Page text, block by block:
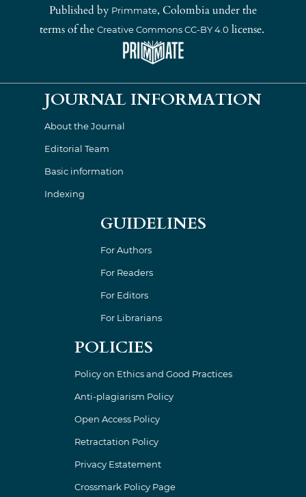
Published by Primmate, Colombia under the
terms of the Creative Commons CC-BY 4.0 license.
JOURNAL INFORMATION
About the Journal
Editorial Team
Basic information
Indexing
GUIDELINES
For Authors
For Readers
For Editors
For Librarians
POLICIES
Policy on Ethics and Good Practices
Anti-plagiarism Policy
Open Access Policy
Retractation Policy
Privacy Estatement
Crossmark Policy Page